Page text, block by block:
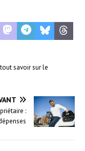
savoir sur le
: